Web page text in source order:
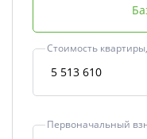
Стоимость
Первоначальный